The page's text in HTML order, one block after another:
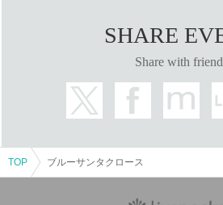
SHARE
Share with
TOP ブルーサンタクロース